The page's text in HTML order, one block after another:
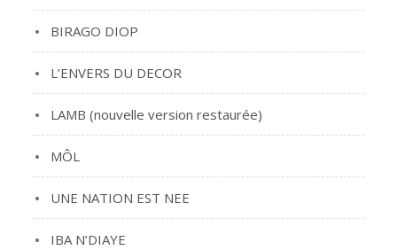
BIRAGO DIOP
L’ENVERS DU DECOR
LAMB (nouvelle version restaurée)
MÔL
UNE NATION EST NEE
IBA N’DIAYE